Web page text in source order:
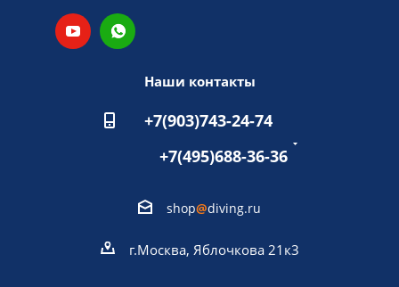
Наши контакты
+7(903)743-24-74
+7(495)688-36-36
shop@diving.ru
г.Москва, Яблочкова 21к3